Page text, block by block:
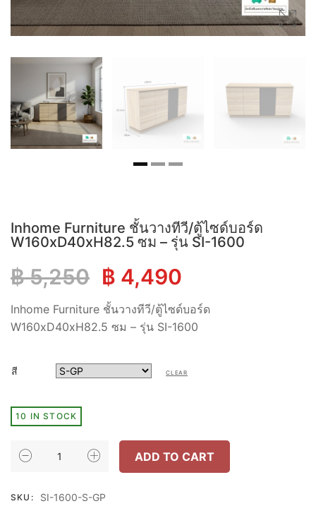
CABINETS)
ตู้ข้างเตียง (SIDE TABLES)
โต๊ะทำงาน (DESKS)
Inhome Furniture ชั้นวางทีวี/ตู้ไซด์บอร์ด
W160xD40xH82.5 ซม – รุ่น SI-1600
฿5,250 Original
price
฿ 5,250.
฿ 4,490
price
฿ 4,490.
Inhome Furniture ชั้นวางทีวี/ตู้ไซด์บอร์ด
W160xD40xH82.5 ซม – รุ่น SI-1600
สี CLEAR
10 IN STOCK
INHOME
วาง
ADD TO CART
SKU: SI-1600-S-GP